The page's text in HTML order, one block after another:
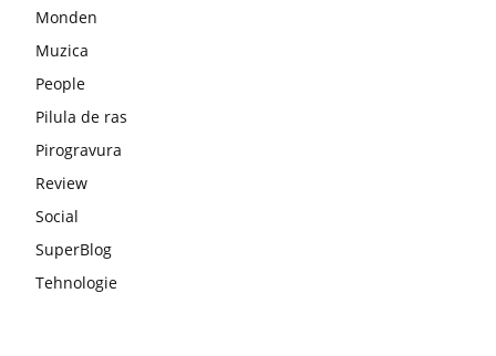
Monden
Muzica
People
Pilula de ras
Pirogravura
Review
Social
SuperBlog
Tehnologie